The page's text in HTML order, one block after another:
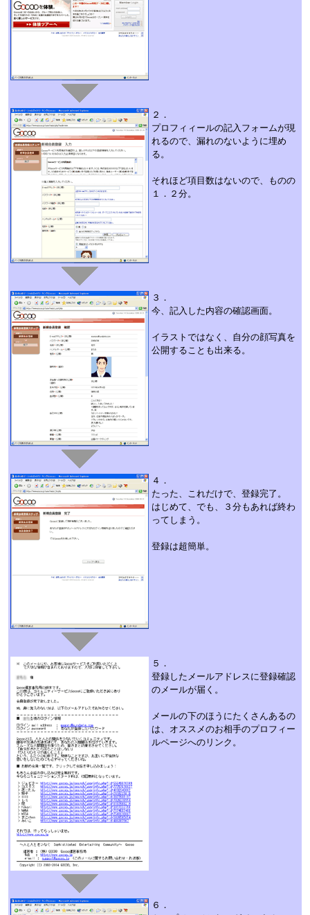
２．
プロフィィールの記入フォームが現
れるので、漏れのないように埋め
る。
それほど項目数はないので、ものの
１．２分。
３．
今、記入した内容の確認画面。
イラストではなく、自分の顔写真を
公開することも出来る。
４．
たった、これだけで、登録完了。
はじめて、でも、３分もあれば終わ
ってしまう。
登録は超簡単。
５．
登録したメールアドレスに登録確認
のメールが届く。
メールの下のほうにたくさんあるの
は、オススメのお相手のプロフィー
ルページへのリンク。
６．